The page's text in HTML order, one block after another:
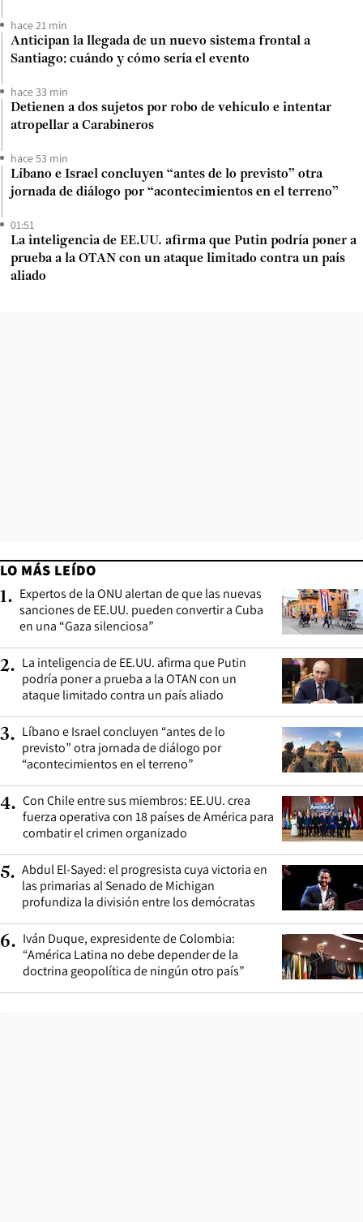
hace 21 min
Anticipan la llegada de un nuevo sistema frontal a
Santiago: cuándo y cómo sería el evento
hace 33 min
Detienen a dos sujetos por robo de vehículo e intentar
atropellar a Carabineros
hace 53 min
Líbano e Israel concluyen “antes de lo previsto” otra
jornada de diálogo por “acontecimientos en el terreno”
01:51
La inteligencia de EE.UU. afirma que Putin podría poner a
prueba a la OTAN con un ataque limitado contra un país
aliado
LO MÁS LEÍDO
1. Expertos de la ONU alertan de que las nuevas
sanciones de EE.UU. pueden convertir a Cuba
en una “Gaza silenciosa”
2. La inteligencia de EE.UU. afirma que Putin
podría poner a prueba a la OTAN con un
ataque limitado contra un país aliado
3. Líbano e Israel concluyen “antes de lo
previsto” otra jornada de diálogo por
“acontecimientos en el terreno”
4. Con Chile entre sus miembros: EE.UU. crea
fuerza operativa con 18 países de América para
combatir el crimen organizado
5. Abdul El-Sayed: el progresista cuya victoria en
las primarias al Senado de Michigan
profundiza la división entre los demócratas
6. Iván Duque, expresidente de Colombia:
“América Latina no debe depender de la
doctrina geopolítica de ningún otro país”